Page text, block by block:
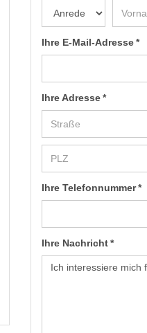
Ihre E-Mail-Adresse *
Ihre Adresse *
Ihre Telefonnummer *
Ihre Nachricht *